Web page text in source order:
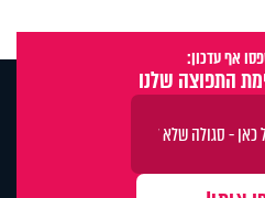
אף עדכון:
התפוצה שלנו